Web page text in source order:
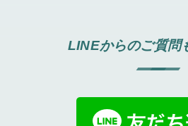
LINEからのご質問